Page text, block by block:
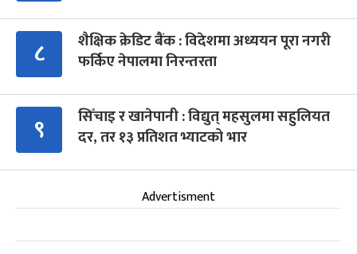
८
शैक्षिक क्रेडिट बैंक : विदेशमा अध्ययन पूरा नगरी
फर्किए नेपालमा निरन्तरता
९
सिँचाइ र खानेपानी : विद्युत् महसुलमा सहुलियत
दर, तर १३ प्रतिशत भ्याटको भार
Advertisment